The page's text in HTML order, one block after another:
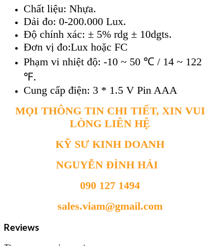
Chất liệu: Nhựa.
Dải đo: 0-200.000 Lux.
Độ chính xác: ± 5% rdg ± 10dgts.
Đơn vị đo:Lux hoặc FC
Phạm vi nhiệt độ: -10 ~ 50 ℃ / 14 ~ 122
℉.
Cung cấp điện: 3 * 1.5 V Pin AAA
MỌI THÔNG TIN CHI TIẾT, XIN VUI
LÒNG LIÊN HỆ
KỸ SƯ KINH DOANH
NGUYỄN ĐÌNH HẢI
090 127 1494
sales.viam@gmail.com
Reviews